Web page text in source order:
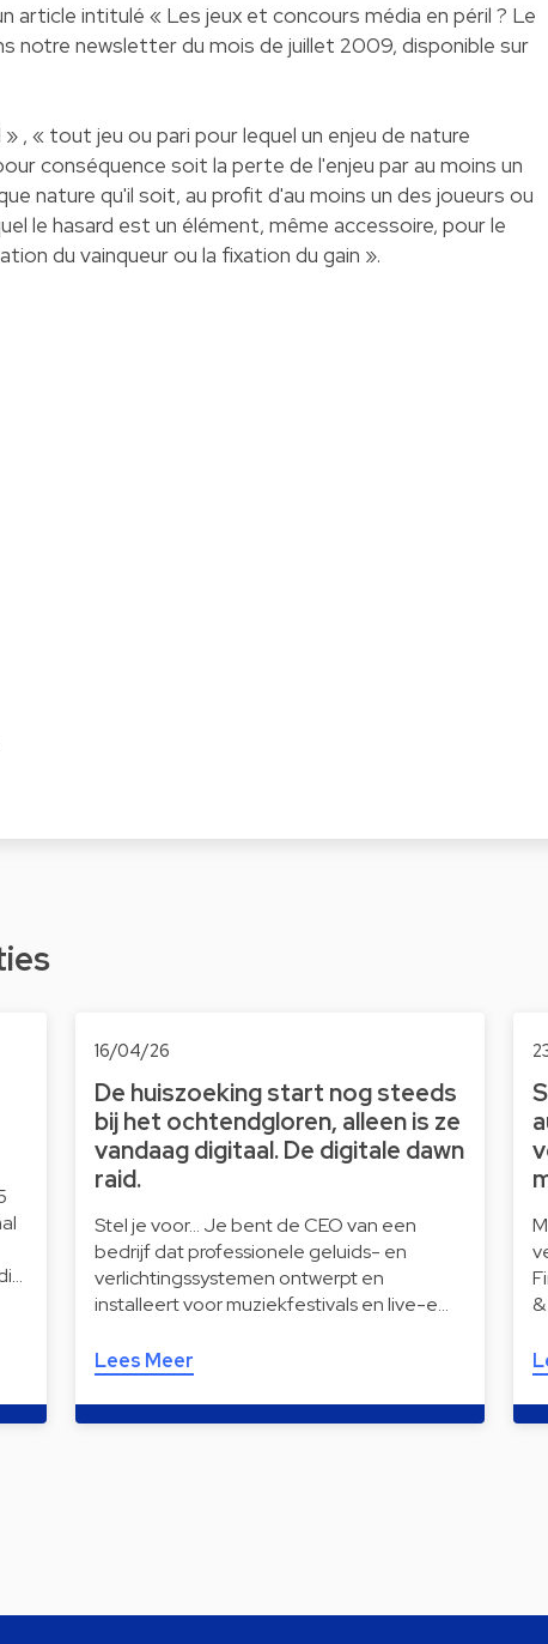
article intitulé « Les jeux et concours média en péril ? Le
notre newsletter du mois de juillet 2009, disponible sur
, « tout jeu ou pari pour lequel un enjeu de nature
conséquence soit la perte de l'enjeu par au moins un
nature qu'il soit, au profit d'au moins un des joueurs ou
le hasard est un élément, même accessoire, pour le
du vainqueur ou la fixation du gain ».
16/04/26
De huiszoeking start nog steeds
bij het ochtendgloren, alleen is ze
vandaag digitaal. De digitale dawn
raid.
Stel je voor… Je bent de CEO van een
bedrijf dat professionele geluids- en
verlichtingssystemen ontwerpt en
installeert voor muziekfestivals en live-e…
Lees Meer